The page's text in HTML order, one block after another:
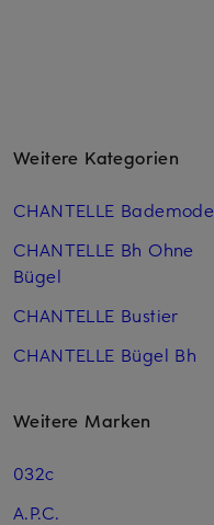
Weitere Kategorien
CHANTELLE Bademode
CHANTELLE Bh Ohne
Bügel
CHANTELLE Bustier
CHANTELLE Bügel Bh
Weitere Marken
032c
A.P.C.